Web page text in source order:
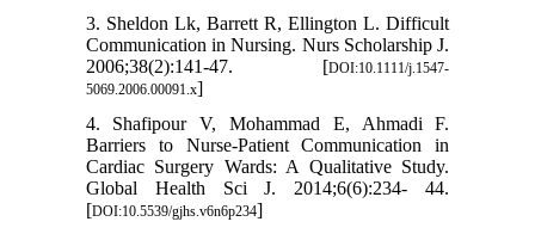
3. Sheldon Lk, Barrett R, Ellington L. Difficult
Communication in Nursing. Nurs Scholarship J.
2006;38(2):141-47. [DOI:10.1111/j.1547-
5069.2006.00091.x]
4. Shafipour V, Mohammad E, Ahmadi F.
Barriers to Nurse-Patient Communication in
Cardiac Surgery Wards: A Qualitative Study.
Global Health Sci J. 2014;6(6):234- 44.
[DOI:10.5539/gjhs.v6n6p234]